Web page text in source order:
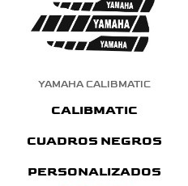
YAMAHA CALIBMATIC
CALIBMATIC
CUADROS NEGROS
PERSONALIZADOS